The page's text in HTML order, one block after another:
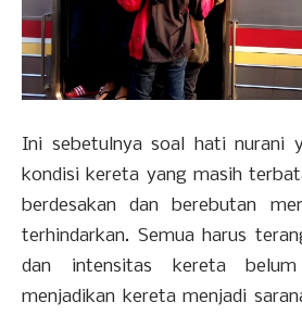
Ini sebetulnya soal hati nurani
kondisi kereta yang masih
berdesakan dan berebutan
terhindarkan. Semua harus
dan intensitas kereta
menjadikan kereta menjadi